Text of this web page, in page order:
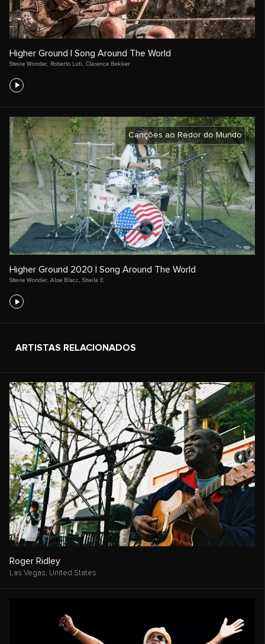
Higher Ground | Song Around The World
Stevie Wonder, Roberto Luti Clarence Bekker
Canções ao Redor do Mundo
Higher Ground 2020 | Song Around The World
Stevie Wonder, Aloe Blacc , Sheila E.
ARTISTAS RELACIONADOS
Roger Ridley
Las Vegas, United States